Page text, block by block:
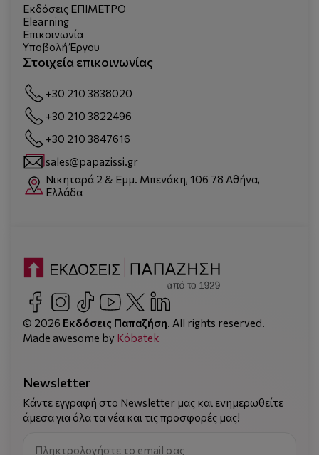
Εκδόσεις ΕΠΙΜΕΤΡΟ
Elearning
Επικοινωνία
Υποβολή Έργου
Στοιχεία επικοινωνίας
+30 210 3838020
+30 210 3822496
+30 210 3847616
sales@papazissi.gr
Νικηταρά 2 & Εμμ. Μπενάκη, 106 78 Αθήνα,
Ελλάδα
© 2026 Εκδόσεις Παπαζήση. All rights reserved.
Made awesome by Kόbatek
Newsletter
Κάντε εγγραφή στο Newsletter μας και ενημερωθείτε
άμεσα για όλα τα νέα και τις προσφορές μας!